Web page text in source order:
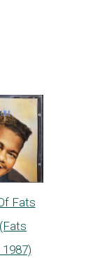
Fats